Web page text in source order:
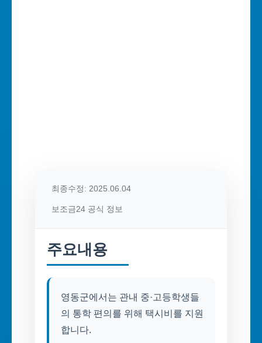
최종수정: 2025.06.04
보조금24 공식 정보
주요내용
영동군에서는 관내 중·고등학생들
의 통학 편의를 위해 택시비를 지원
합니다.